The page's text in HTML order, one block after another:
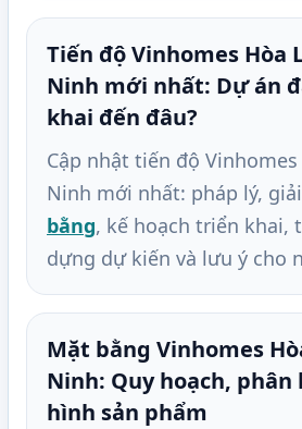
Tiến độ Vinhomes Hòa
Ninh mới nhất: Dự án
khai đến đâu?
Cập nhật tiến độ Vinhomes
Ninh mới nhất: pháp lý,
bằng, kế hoạch triển khai,
dựng dự kiến và lưu ý cho
Mặt bằng Vinhomes
Ninh: Quy hoạch, phân
hình sản phẩm